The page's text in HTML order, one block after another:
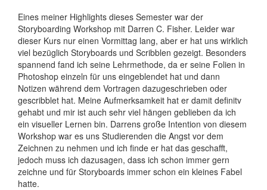
Eines meiner Highlights dieses Semester war der
Storyboarding Workshop mit Darren C. Fisher. Leider war
dieser Kurs nur einen Vormittag lang, aber er hat uns wirklich
viel bezüglich Storyboards und Scribblen gezeigt. Besonders
spannend fand ich seine Lehrmethode, da er seine Folien in
Photoshop einzeln für uns eingeblendet hat und dann
Notizen während dem Vortragen dazugeschrieben oder
gescribblet hat. Meine Aufmerksamkeit hat er damit definitv
gehabt und mir ist auch sehr viel hängen geblieben da ich
ein visueller Lernen bin. Darrens große Intention von diesem
Workshop war es uns Studierenden die Angst vor dem
Zeichnen zu nehmen und ich finde er hat das geschafft,
jedoch muss ich dazusagen, dass ich schon immer gern
zeichne und für Storyboards immer schon ein kleines Fabel
hatte.